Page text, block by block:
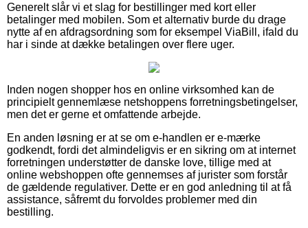
Generelt slår vi et slag for bestillinger med kort eller
betalinger med mobilen. Som et alternativ burde du drage
nytte af en afdragsordning som for eksempel ViaBill, ifald du
har i sinde at dække betalingen over flere uger.
Inden nogen shopper hos en online virksomhed kan de
principielt gennemlæse netshoppens forretningsbetingelser,
men det er gerne et omfattende arbejde.
En anden løsning er at se om e-handlen er e-mærke
godkendt, fordi det almindeligvis er en sikring om at internet
forretningen understøtter de danske love, tillige med at
online webshoppen ofte gennemses af jurister som forstår
de gældende regulativer. Dette er en god anledning til at få
assistance, såfremt du forvoldes problemer med din
bestilling.